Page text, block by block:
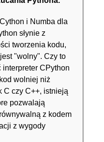
i Numba dla
słynie z
tworzenia kodu,
"wolny". Czy to
interpreter CPython
wolniej niż
C czy C++, istnieją
pozwalają
z kodem
z wygody